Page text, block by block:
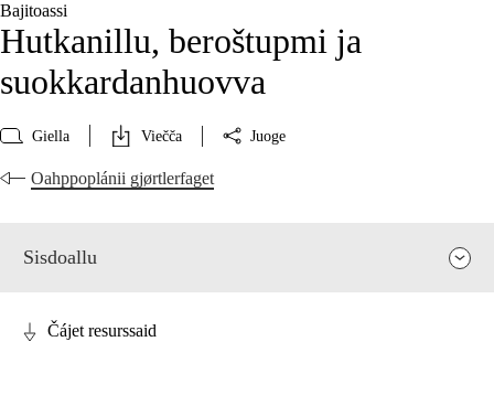
Bajitoassi
Hutkanillu, beroštupmi ja
suokkardanhuovva
Giella Viečča Juoge
Oahppoplánii gjørtlerfaget
Sisdoallu
Čájet resurssaid